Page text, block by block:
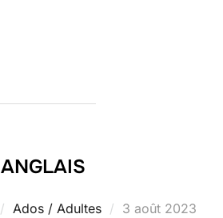
ANGLAIS
Ados / Adultes
Publié
3 août 2023